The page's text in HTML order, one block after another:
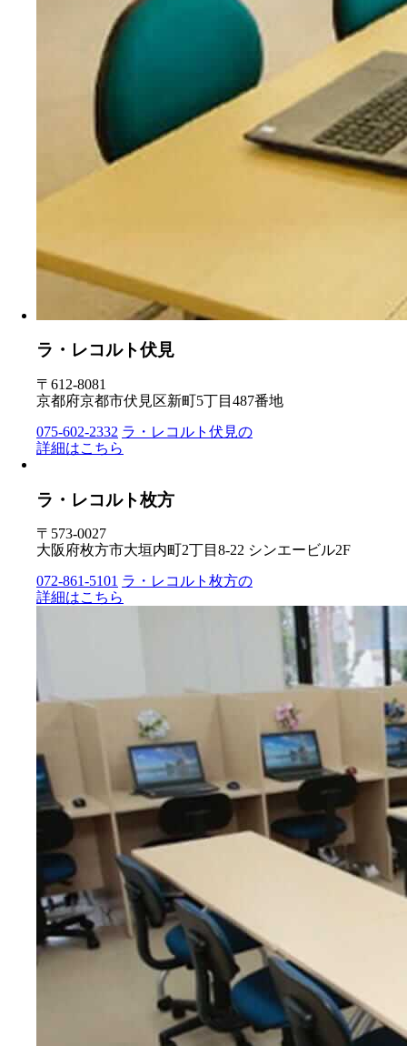
ラ・レコルト伏見
〒612-8081
京都府京都市伏見区新町5丁目487番地
075-602-2332 ラ・レコルト伏見の
詳細はこちら
ラ・レコルト枚方
〒573-0027
大阪府枚方市大垣内町2丁目8-22 シンエービル2F
072-861-5101 ラ・レコルト枚方の
詳細はこちら